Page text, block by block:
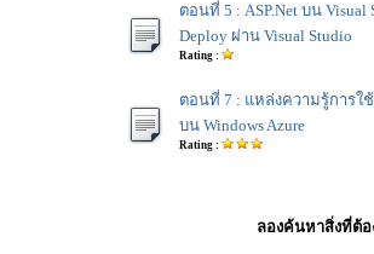
ตอนที่ 5 : ASP.Net บน Visual
Deploy ผ่าน Visual Studio
Rating :
ตอนที่ 7 : แหล่งความรู้การใช้
บน Windows Azure
Rating :
ลองค้นหาสิ่งที่ต้อ